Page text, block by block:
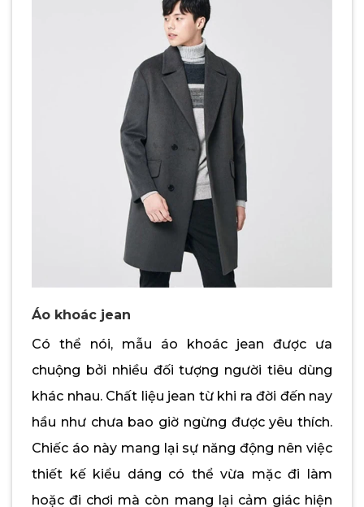
Áo khoác jean
Có thể nói, mẫu áo khoác jean được ưa
chuộng bởi nhiều đối tượng người tiêu dùng
khác nhau. Chất liệu jean từ khi ra đời đến nay
hầu như chưa bao giờ ngừng được yêu thích.
Chiếc áo này mang lại sự năng động nên việc
thiết kế kiểu dáng có thể vừa mặc đi làm
hoặc đi chơi mà còn mang lại cảm giác hiện